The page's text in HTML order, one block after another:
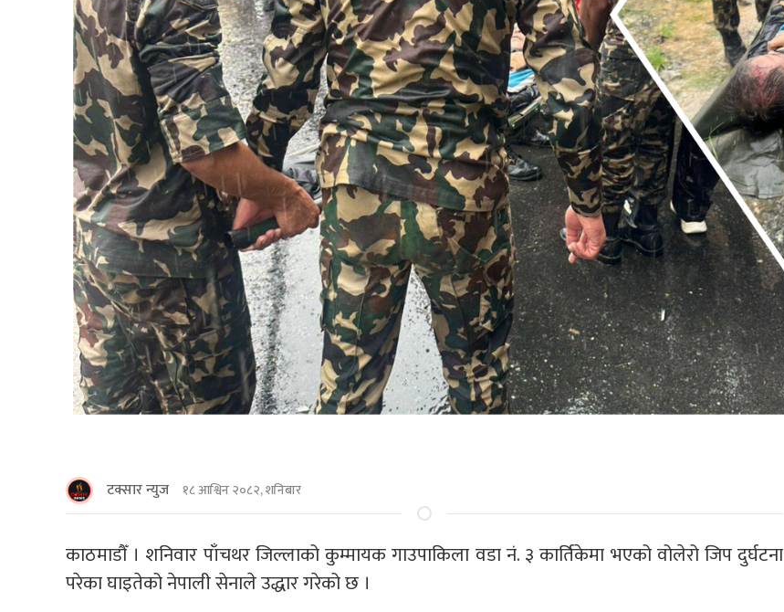
टक्सार न्युज १८ आश्विन २०८२, शनिबार
काठमाडौँ । शनिवार पाँचथर जिल्लाको कुम्मायक गाउपाकिला वडा नं. ३ कार्तिकेमा भएको वोलेरो जिप दुर्घटना
परेका घाइतेको नेपाली सेनाले उद्धार गरेको छ ।